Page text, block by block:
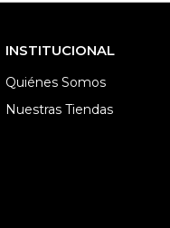
INSTITUCIONAL
Quiénes Somos
Nuestras Tiendas